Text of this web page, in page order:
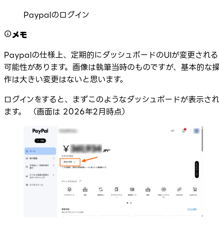
Paypalのログイン
メモ
Paypalの仕様上、定期的にダッシュボードのUIが変更される
可能性があります。画像は執筆当時のものですが、基本的な
作は大きい変更はないと思います。
ログインをすると、まずこのようなダッシュボードが表示され
ます。 （画面は 2026年2月時点）